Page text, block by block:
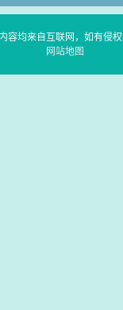
容均来自互联网，如有侵权
网站地图